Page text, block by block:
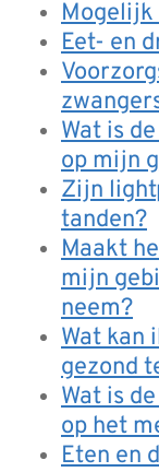
Mogelijk
Eet- en
Wat is
op mijn
Zijn
tanden?
Maakt
mijn
neem?
Wat kan
gezond
Wat is
op het
Eten en